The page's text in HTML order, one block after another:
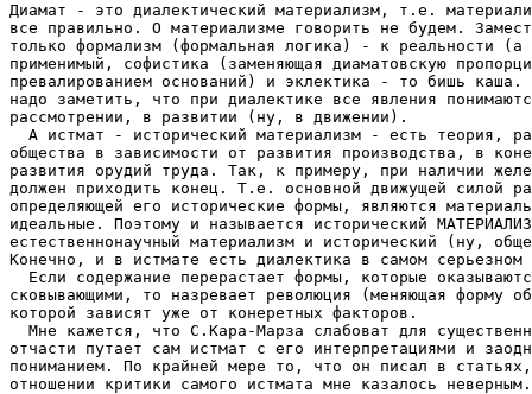
Диамат - это диалектический материализм, т.е.
все правильно. О материализме говорить не будем.
только формализм (формальная логика) - к реальности
применимый, софистика (заменяющая диаматовскую
превалированием оснований) и эклектика - то бишь каша.
надо заметить, что при диалектике все явления
рассмотрении, в развитии (ну, в движении).
А истмат - исторический материализм - есть теория,
общества в зависимости от развития производства, в
развития орудий труда. Так, к примеру, при наличии
должен приходить конец. Т.е. основной движущей силой
определяющей его исторические формы, являются
идеальные. Поэтому и называется исторический
естественнонаучный материализм и исторический (ну,
Конечно, и в истмате есть диалектика в самом
Если содержание перерастает формы, которые
сковывающими, то назревает революция (меняющая форму
которой зависят уже от конеретных факторов.
Мне кажется, что С.Кара-Марза слабоват для
отчасти путает сам истмат с его интерпретациями и
пониманием. По крайней мере то, что он писал в
отношении критики самого истмата мне казалось неверным.